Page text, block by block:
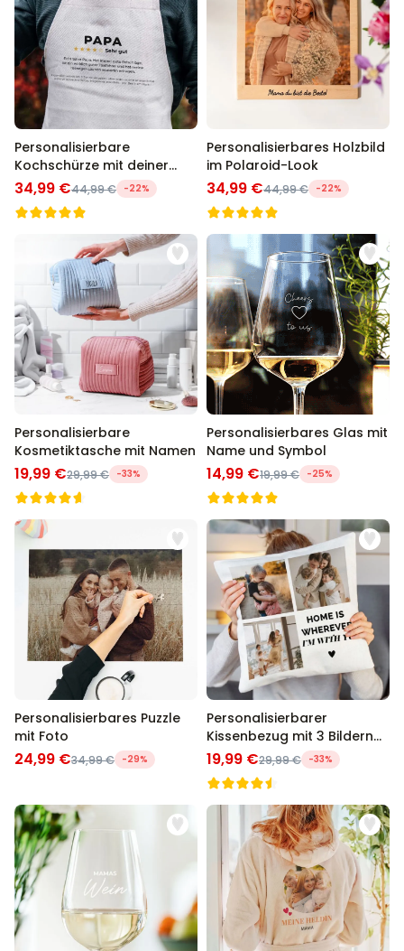
Personalisierbare
Kochschürze mit deiner
Bewertung
34,99 €44,99 € -22%
Personalisierbares Holzbild
im Polaroid-Look
34,99 €44,99 € -22%
Personalisierbare
Kosmetiktasche mit Namen
19,99 €29,99 € -33%
Personalisierbares Glas mit
Name und Symbol
14,99 €19,99 € -25%
Personalisierbares Puzzle
mit Foto
24,99 €34,99 € -29%
Personalisierbarer
Kissenbezug mit 3 Bildern
und Text
19,99 €29,99 € -33%